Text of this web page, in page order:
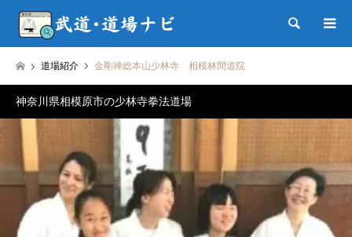
検索
道場紹介 金剛禅総本山少林寺 相模林間道院
神奈川県相模原市の少林寺拳法道場